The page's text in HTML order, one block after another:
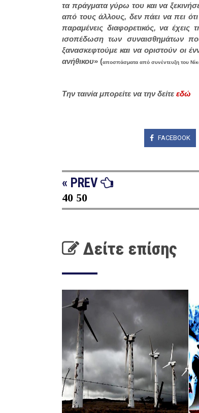
τα πράγματα γύρω του και να
από τους άλλους, δεν πάει να πει
παραμένεις διαφορετικός, να
ισοπέδωση των συναισθημάτων
ξανασκεφτούμε και να οριστούν οι
ανήθικου» (αποσπάσματα από συνέντευξη του
Την ταινία μπορείτε να την δείτε εδώ
FACEBOOK
« PREV
40 50
Δείτε επίσης